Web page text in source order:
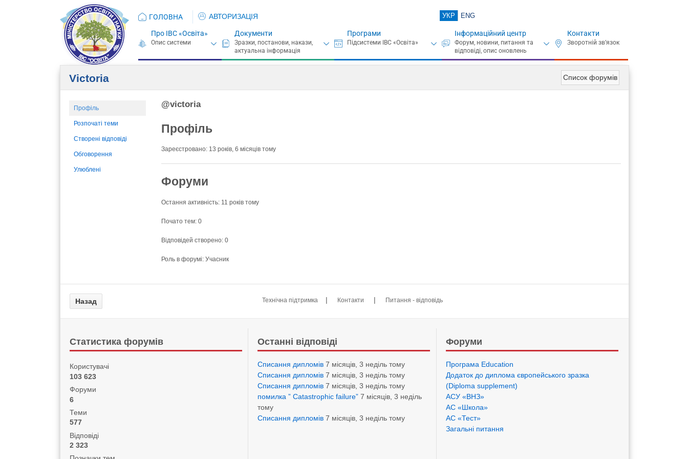
ГОЛОВНА АВТОРИЗАЦІЯ УКР ENG
Про ІВС «Освіта» Документи Програми Інформаційний центр Контакти
Список форумів
Victoria
Профіль
Розпочаті теми
Створені відповіді
Обговорення
Улюблені
@victoria
Профіль
Зареєстровано: 13 років, 6 місяців тому
Форуми
Остання активність: 11 років тому
Почато тем: 0
Відповідей створено: 0
Роль в форумі: Учасник
Технічна підтримка | Контакти | Питання - відповідь
Статистика форумів
Користувачі
103 623
Форуми
6
Теми
577
Відповіді
2 323
Останні відповіді
Списання дипломів 7 місяців, 3 неділь тому
Списання дипломів 7 місяців, 3 неділь тому
Списання дипломів 7 місяців, 3 неділь тому
помилка ” Catastrophic failure” 7 місяців, 3 неділь
тому
Списання дипломів 7 місяців, 3 неділь тому
Форуми
Програма Eduсation
Додаток до диплома європейського зразка
(Diploma supplement)
АСУ «ВНЗ»
АС «Школа»
АС «Тест»
Загальні питання